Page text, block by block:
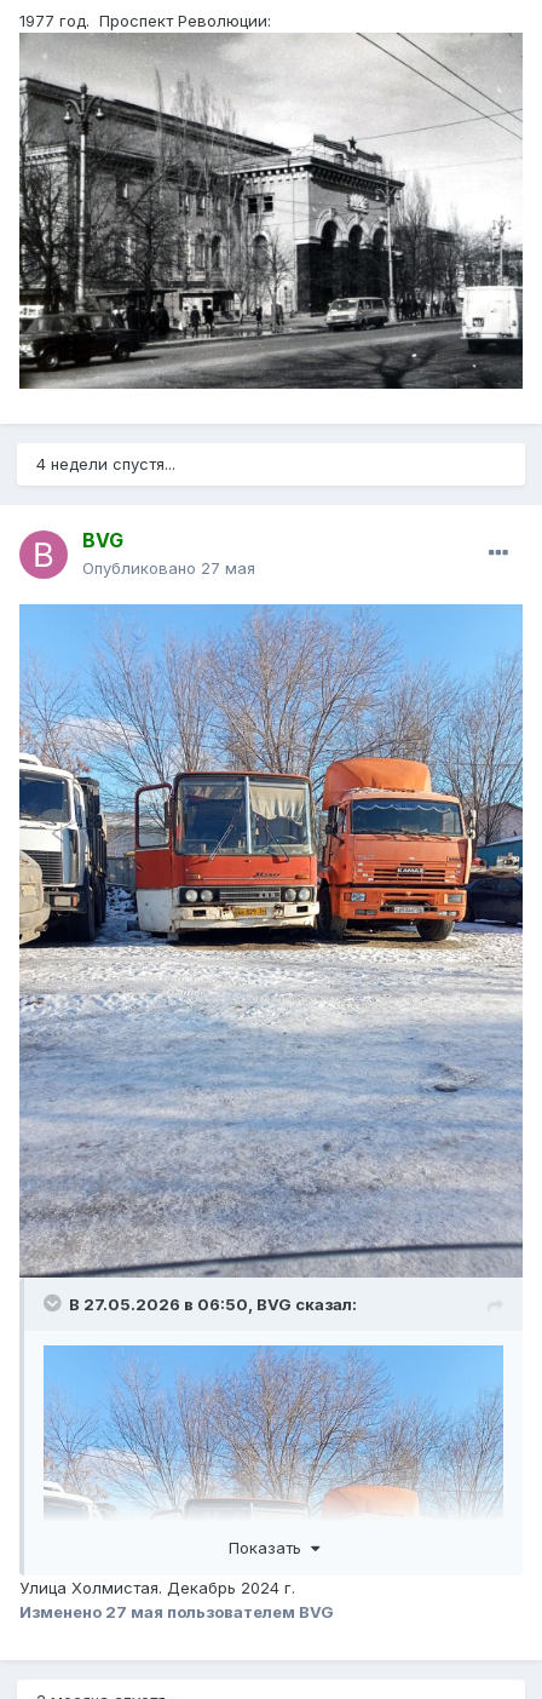
1977 год. Проспект Революции:
4 недели спустя...
BVG
Опубликовано 27 мая
В 27.05.2026 в 06:50, BVG сказал:
Показать
Улица Холмистая. Декабрь 2024 г.
Изменено 27 мая пользователем BVG